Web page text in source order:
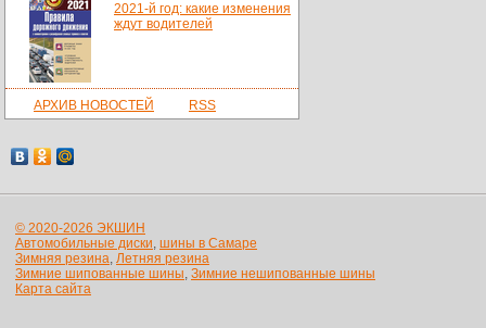
2021-й год: какие изменения
ждут водителей
АРХИВ НОВОСТЕЙ RSS
© 2020-2026 ЭКШИН
Автомобильные диски, шины в Самаре
Зимняя резина, Летняя резина
Зимние шипованные шины, Зимние нешипованные шины
Карта сайта